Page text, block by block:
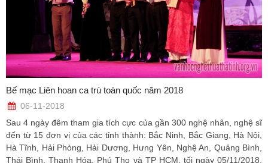
Bế mạc Liên hoan ca trù toàn quốc năm 2018
06-11-2018
Sau 4 ngày đêm tham gia tích cực của gần 300 nghệ nhân, nghệ sĩ
đến từ 15 đơn vị của các tỉnh thành: Bắc Ninh, Bắc Giang, Hà Nội,
Hà Tĩnh, Hải Phòng, Hải Dương, Hưng Yên, Nghệ An, Quảng Bình,
Thái Bình, Thanh Hóa, Phú Thọ và TP HCM, tối ngày 05/11/2018,